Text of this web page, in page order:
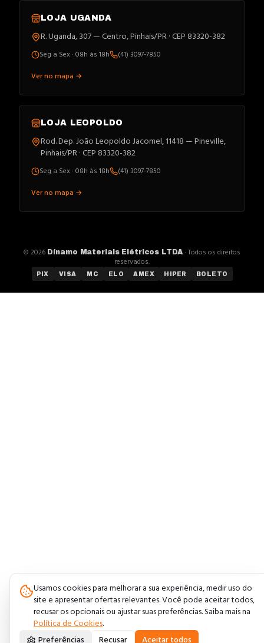
LOJA UGANDA
R. Uganda, 307 — Centro, Pinhais/PR · CEP 83320-382
Seg a Sex · 08h às 18h
(41) 3097-7850
Ver no mapa →
LOJA LEOPOLDO
Rod. Dep. João Leopoldo Jacomel, 11418 — Pineville,
Pinhais/PR · CEP 83320-382
Seg a Sex · 08h às 18h
(41) 3097-7850
Ver no mapa →
©2026 Dínamo Materiais Elétricos LTDA· Todos os direitos
reservados.
PIX VISA MC ELO AMEX HIPER BOLETO
Usamos cookies para melhorar a sua experiência, medir uso do
site e apresentar ofertas relevantes. Você pode aceitar todos,
recusar os opcionais ou ajustar suas preferências. Saiba mais na
Política de Cookies.